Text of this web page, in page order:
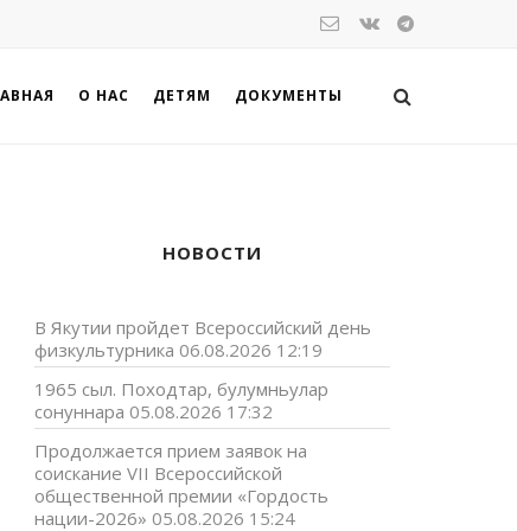
О НАС ДЕТЯМ ДОКУМЕНТЫ
НОВОСТИ
В Якутии пройдет Всероссийский день
физкультурника 06.08.2026 12:19
1965 сыл. Походтар, булумньулар
сонуннара 05.08.2026 17:32
Продолжается прием заявок на
соискание VII Всероссийской
общественной премии «Гордость
нации-2026» 05.08.2026 15:24